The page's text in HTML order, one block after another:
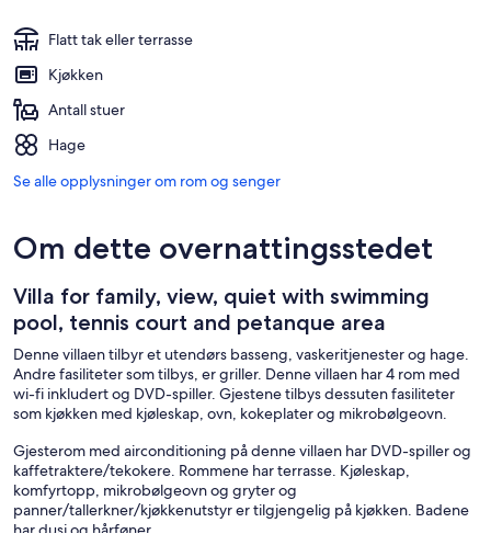
Flatt tak eller terrasse
Kjøkken
Antall stuer
Hage
Se alle opplysninger om rom og senger
Om dette overnattingsstedet
Villa for family, view, quiet with swimming
pool, tennis court and petanque area
Denne villaen tilbyr et utendørs basseng, vaskeritjenester og hage.
Andre fasiliteter som tilbys, er griller. Denne villaen har 4 rom med
wi-fi inkludert og DVD-spiller. Gjestene tilbys dessuten fasiliteter
som kjøkken med kjøleskap, ovn, kokeplater og mikrobølgeovn.
Gjesterom med airconditioning på denne villaen har DVD-spiller og
kaffetraktere/tekokere. Rommene har terrasse. Kjøleskap,
komfyrtopp, mikrobølgeovn og gryter og
panner/tallerkner/kjøkkenutstyr er tilgjengelig på kjøkken. Badene
har dusj og hårføner.